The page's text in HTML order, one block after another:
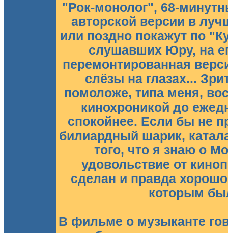
"Рок-монолог", 68-
авторской версии в
или поздно покажут по
слушавших Юру, на
перемонтированная
слёзы на глазах...
помоложе, типа меня,
кинохроникой до
спокойнее. Если бы не
билиардный шарик,
того, что я знаю о
удовольствие от
сделан и правда
которым
В фильме о музыканте